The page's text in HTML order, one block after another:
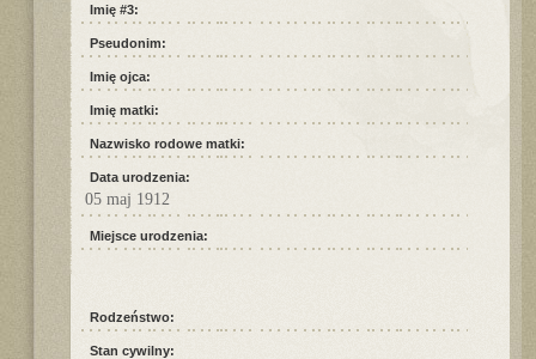
Imię #3:
Pseudonim:
Imię ojca:
Imię matki:
Nazwisko rodowe matki:
Data urodzenia:
05 maj 1912
Miejsce urodzenia:
Rodzeństwo:
Stan cywilny: